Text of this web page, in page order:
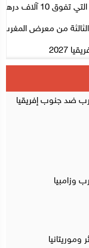
درهم بالشيك
من معرض المغرب
2027
شرطة أكادير
ضد جنوب إفريقيا
وزامبيا
وموريتانيا